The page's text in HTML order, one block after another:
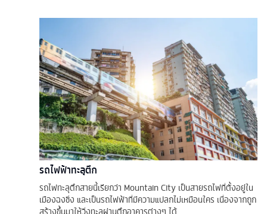
รถไฟฟ้าทะลุตึก
รถไฟทะลุตึกสายนี้เรียกว่า Mountain City เป็นสายรถไฟที่ตั้งอยู่ใน
เมืองฉงชิ่ง และเป็นรถไฟฟ้าที่มีความแปลกไม่เหมือนใคร เนื่องจากถูก